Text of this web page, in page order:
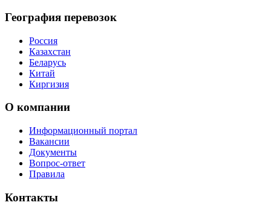
География перевозок
Россия
Казахстан
Беларусь
Китай
Киргизия
О компании
Информационный портал
Вакансии
Документы
Вопрос-ответ
Правила
Контакты